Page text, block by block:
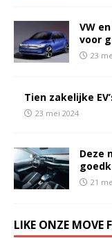
VW
voor
23
Tien zakelijke
23 mei 2024
Deze
21
LIKE ONZE MOVE